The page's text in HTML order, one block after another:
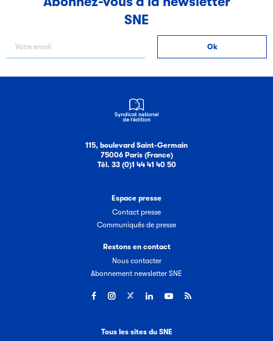
SNE
115, boulevard Saint-Germain
75006 Paris (France)
Tél. 33 (0)1 44 41 40 50
Espace presse
Contact presse
Communiqués de presse
Restons en contact
Nous contacter
Abonnement newsletter SNE
Tous les sites du SNE
Filéas